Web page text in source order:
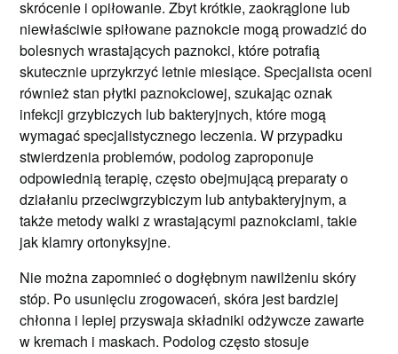
skrócenie i opiłowanie. Zbyt krótkie, zaokrąglone lub
niewłaściwie spiłowane paznokcie mogą prowadzić do
bolesnych wrastających paznokci, które potrafią
skutecznie uprzykrzyć letnie miesiące. Specjalista oceni
również stan płytki paznokciowej, szukając oznak
infekcji grzybiczych lub bakteryjnych, które mogą
wymagać specjalistycznego leczenia. W przypadku
stwierdzenia problemów, podolog zaproponuje
odpowiednią terapię, często obejmującą preparaty o
działaniu przeciwgrzybiczym lub antybakteryjnym, a
także metody walki z wrastającymi paznokciami, takie
jak klamry ortonyksyjne.
Nie można zapomnieć o dogłębnym nawilżeniu skóry
stóp. Po usunięciu zrogowaceń, skóra jest bardziej
chłonna i lepiej przyswaja składniki odżywcze zawarte
w kremach i maskach. Podolog często stosuje